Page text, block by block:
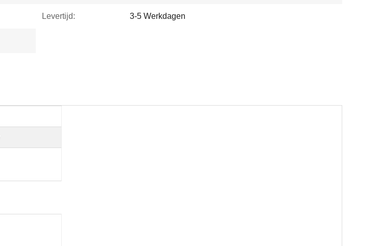
Levertijd: 3-5 Werkdagen